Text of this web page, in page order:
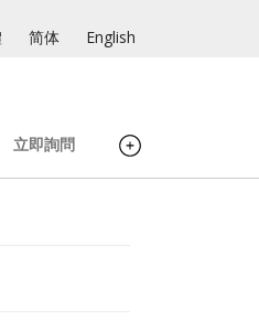
简体 English
立即詢問